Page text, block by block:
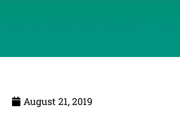
August 21, 2019